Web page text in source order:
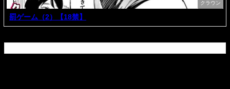
クラウン
罰ゲーム（2）【18禁】